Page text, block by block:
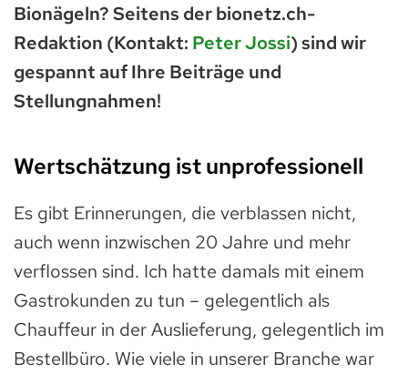
Bionägeln? Seitens der bionetz.ch-
Redaktion (Kontakt: Peter Jossi) sind wir
gespannt auf Ihre Beiträge und
Stellungnahmen!
Wertschätzung ist unprofessionell
Es gibt Erinnerungen, die verblassen nicht,
auch wenn inzwischen 20 Jahre und mehr
verflossen sind. Ich hatte damals mit einem
Gastrokunden zu tun – gelegentlich als
Chauffeur in der Auslieferung, gelegentlich im
Bestellbüro. Wie viele in unserer Branche war